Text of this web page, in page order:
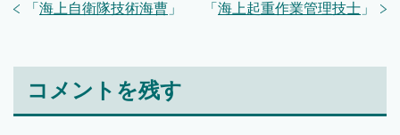
「 海上起重作業管理技士 」
「 海上自衛隊技術海曹 」
コメントを残す